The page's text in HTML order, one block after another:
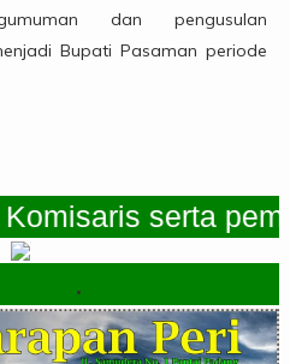
dan pengusulan
Bupati Pasaman periode
serta